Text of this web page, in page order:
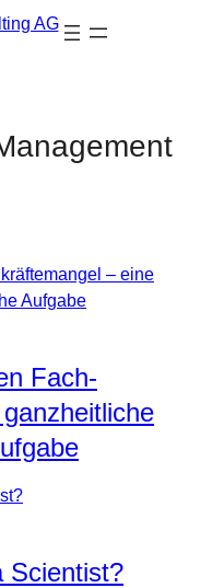
Fach­
Scientist?